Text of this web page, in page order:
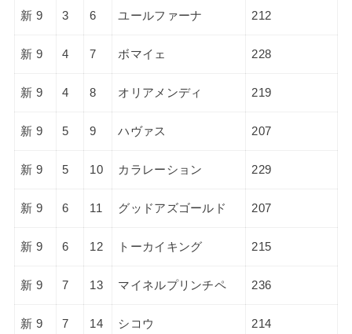
新 9 3 6 ユールファーナ 212
新 9 4 7 ボマイェ 228
新 9 4 8 オリアメンディ 219
新 9 5 9 ハヴァス 207
新 9 5 10 カラレーション 229
新 9 6 11 グッドアズゴールド 207
新 9 6 12 トーカイキング 215
新 9 7 13 マイネルプリンチペ 236
新 9 7 14 シコウ 214